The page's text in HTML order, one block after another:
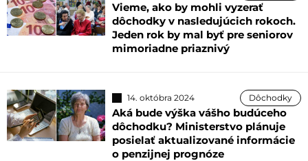
Vieme, ako by mohli vyzerať
dôchodky v nasledujúcich rokoch.
Jeden rok by mal byť pre seniorov
mimoriadne priaznivý
14. októbra 2024 Dôchodky
Aká bude výška vášho budúceho
dôchodku? Ministerstvo plánuje
posielať aktualizované informácie
o penzijnej prognóze